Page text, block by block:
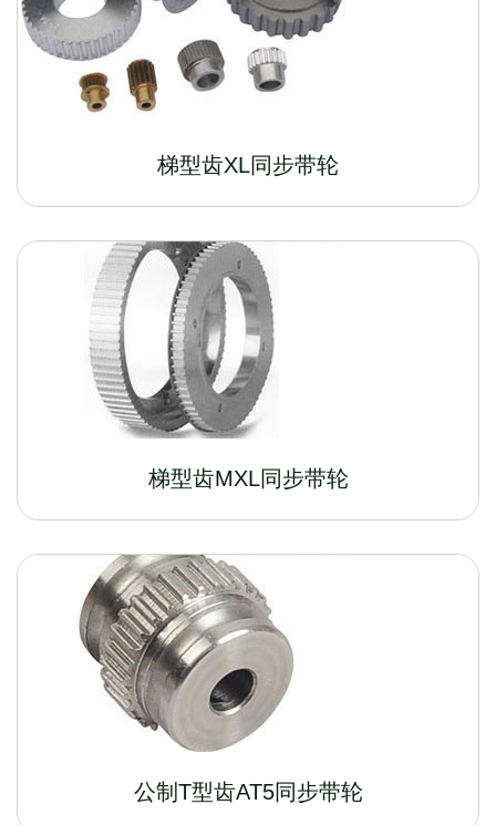
梯型齿XL同步带轮
梯型齿MXL同步带轮
公制T型齿AT5同步带轮